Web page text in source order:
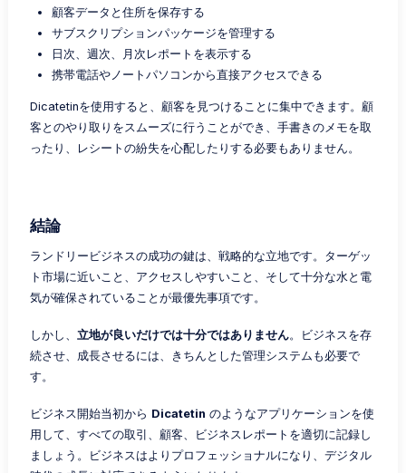
顧客データと住所を保存する
サブスクリプションパッケージを管理する
日次、週次、月次レポートを表示する
携帯電話やノートパソコンから直接アクセスできる
Dicatetinを使用すると、顧客を見つけることに集中できます。顧
客とのやり取りをスムーズに行うことができ、手書きのメモを取
ったり、レシートの紛失を心配したりする必要もありません。
結論
ランドリービジネスの成功の鍵は、戦略的な立地です。ターゲッ
ト市場に近いこと、アクセスしやすいこと、そして十分な水と電
気が確保されていることが最優先事項です。
しかし、 立地が良いだけでは十分ではありません。ビジネスを存
続させ、成長させるには、きちんとした管理システムも必要で
す。
ビジネス開始当初から Dicatetin のようなアプリケーションを使
用して、すべての取引、顧客、ビジネスレポートを適切に記録し
ましょう。ビジネスはよりプロフェッショナルになり、デジタル